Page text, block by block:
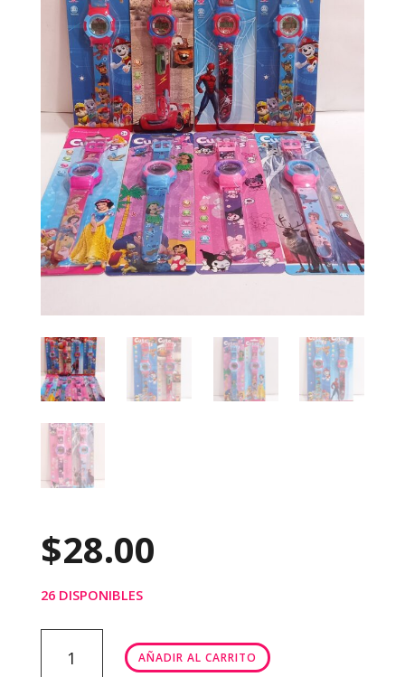
$28.00
26 DISPONIBLES
INFANTIL
AÑADIR AL CARRITO